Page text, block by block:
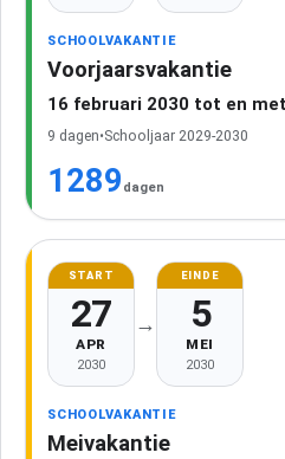
SCHOOLVAKANTIE
Voorjaarsvakantie
16 februari 2030 tot en
9 dagen•Schooljaar 2029-2030
1289 dagen
START
27
APR
2030
→
EINDE
5
MEI
2030
SCHOOLVAKANTIE
Meivakantie